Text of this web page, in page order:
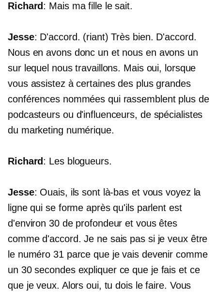
Richard: Mais ma fille le sait.
Jesse: D'accord. (riant) Très bien. D'accord.
Nous en avons donc un et nous en avons un
sur lequel nous travaillons. Mais oui, lorsque
vous assistez à certaines des plus grandes
conférences nommées qui rassemblent plus de
podcasteurs ou d'influenceurs, de spécialistes
du marketing numérique.
Richard: Les blogueurs.
Jesse: Ouais, ils sont là-bas et vous voyez la
ligne qui se forme après qu'ils parlent est
d'environ 30 de profondeur et vous êtes
comme d'accord. Je ne sais pas si je veux être
le numéro 31 parce que je vais devenir comme
un 30 secondesexpliquer ce que je fais et ce
que je veux. Alors oui, tu dois le faire. Vous